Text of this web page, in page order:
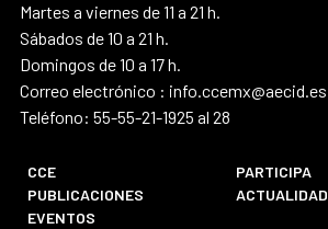
Martes a viernes de 11 a 21 h.
Sábados de 10 a 21 h.
Domingos de 10 a 17 h.
Correo electrónico : info.ccemx@aecid.es
Teléfono: 55-55-21-1925 al 28
CCE
PARTICIPA
PUBLICACIONES
ACTUALIDAD
EVENTOS